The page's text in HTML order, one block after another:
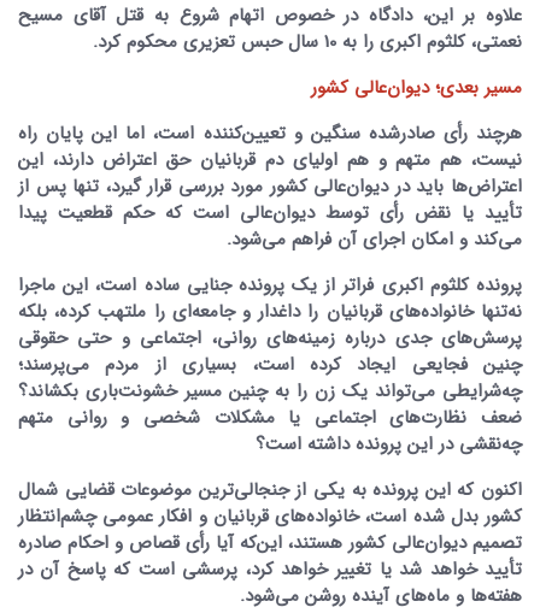
علاوه بر این، دادگاه در خصوص اتهام شروع به قتل آقای مسیح
نعمتی، کلثوم اکبری را به 10 سال حبس تعزیری محکوم کرد.
مسیر بعدی؛ دیوان‌عالی کشور
هرچند رأی صادرشده سنگین و تعیین‌کننده است، اما این پایان راه
نیست، هم متهم و هم اولیای دم قربانیان حق اعتراض دارند، این
اعتراض‌ها باید در دیوان‌عالی کشور مورد بررسی قرار گیرد، تنها پس از
تأیید یا نقض رأی توسط دیوان‌عالی است که حکم قطعیت پیدا
می‌کند و امکان اجرای آن فراهم می‌شود.
پرونده کلثوم اکبری فراتر از یک پرونده جنایی ساده است، این ماجرا
نه‌تنها خانواده‌های قربانیان را داغدار و جامعه‌ای را ملتهب کرده، بلکه
پرسش‌های جدی درباره زمینه‌های روانی، اجتماعی و حتی حقوقی
چنین فجایعی ایجاد کرده است، بسیاری از مردم می‌پرسند؛
چه‌شرایطی می‌تواند یک زن را به چنین مسیر خشونت‌باری بکشاند؟
ضعف نظارت‌های اجتماعی یا مشکلات شخصی و روانی متهم
چه‌نقشی در این پرونده داشته است؟
اکنون که این پرونده به یکی از جنجالی‌ترین موضوعات قضایی شمال
کشور بدل شده است، خانواده‌های قربانیان و افکار عمومی چشم‌انتظار
تصمیم دیوان‌عالی کشور هستند، این‌که آیا رأی قصاص و احکام صادره
تأیید خواهد شد یا تغییر خواهد کرد، پرسشی است که پاسخ آن در
هفته‌ها و ماه‌های آینده روشن می‌شود.